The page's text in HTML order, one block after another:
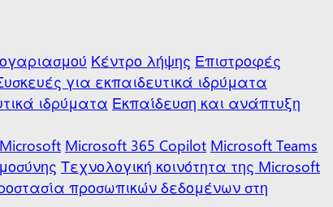
Κέντρο λήψης Επιστροφές
για εκπαιδευτικά ιδρύματα
ιδρύματα Εκπαίδευση και ανάπτυξη
Microsoft 365 Copilot Microsoft Teams
Τεχνολογική κοινότητα της Microsoft
προσωπικών δεδομένων στη